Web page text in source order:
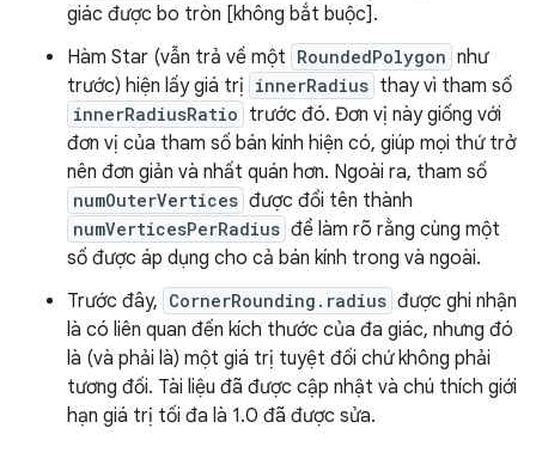
giác được bo tròn [không bắt buộc].
Hàm Star (vẫn trả về một RoundedPolygon như
trước) hiện lấy giá trị innerRadius thay vì tham số
innerRadiusRatio trước đó. Đơn vị này giống với
đơn vị của tham số bán kính hiện có, giúp mọi thứ trở
nên đơn giản và nhất quán hơn. Ngoài ra, tham số
numOuterVertices được đổi tên thành
numVerticesPerRadius để làm rõ rằng cùng một
số được áp dụng cho cả bán kính trong và ngoài.
Trước đây, CornerRounding.radius được ghi nhận
là có liên quan đến kích thước của đa giác, nhưng đó
là (và phải là) một giá trị tuyệt đối chứ không phải
tương đối. Tài liệu đã được cập nhật và chú thích giới
hạn giá trị tối đa là 1.0 đã được sửa.